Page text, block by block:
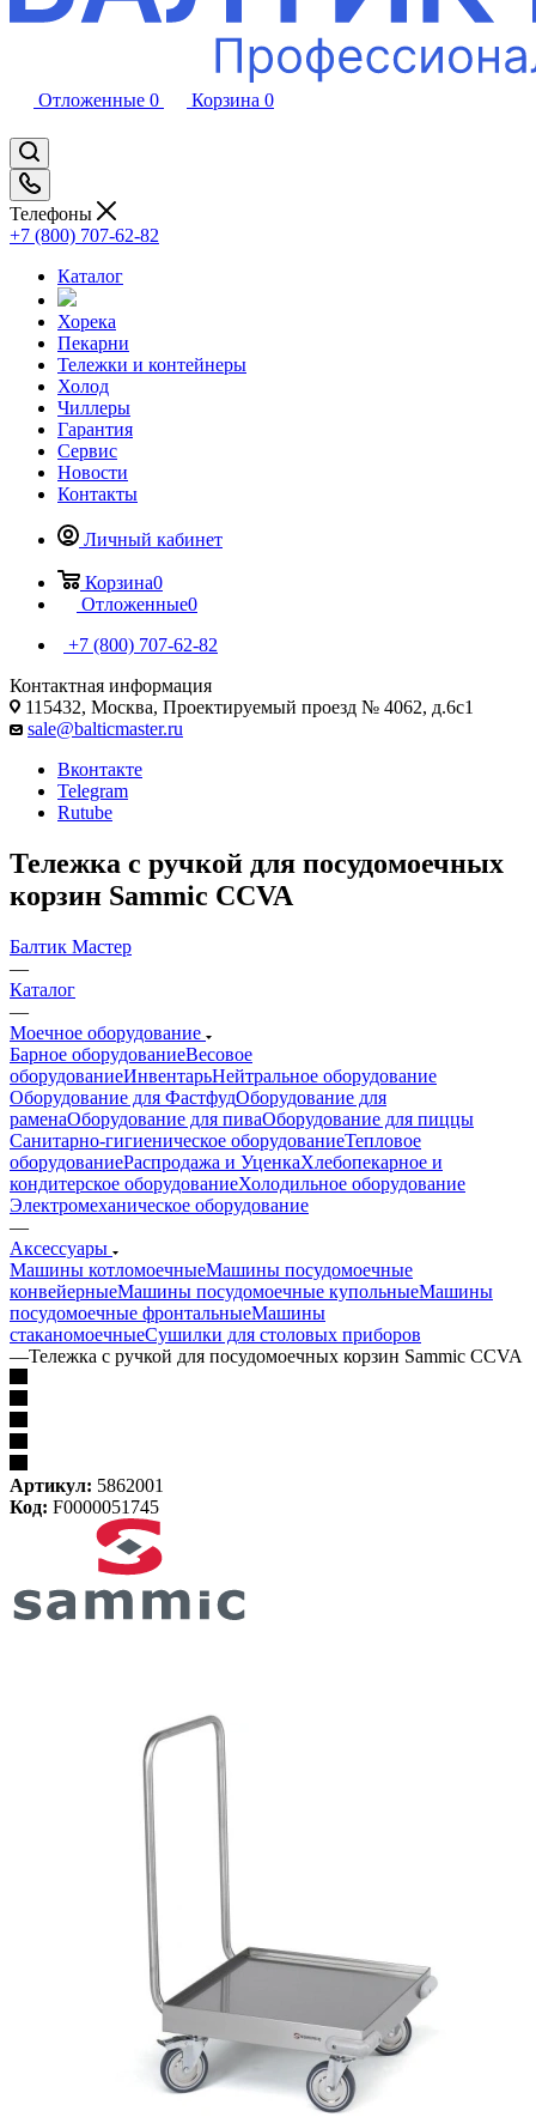
Отложенные 0 Корзина 0
Телефоны
+7 (800) 707-62-82
Каталог
Хорека
Пекарни
Тележки и контейнеры
Холод
Чиллеры
Гарантия
Сервис
Новости
Контакты
Личный кабинет
Корзина0
Отложенные0
+7 (800) 707-62-82
Контактная информация
115432, Москва, Проектируемый проезд № 4062, д.6с1
sale@balticmaster.ru
Вконтакте
Telegram
Rutube
Тележка с ручкой для посудомоечных
корзин Sammic CCVA
Балтик Мастер
—
Каталог
—
Моечное оборудование
Барное оборудованиеВесовое
оборудованиеИнвентарьНейтральное оборудование
Оборудование для ФастфудОборудование для
раменаОборудование для пиваОборудование для пиццы
Санитарно-гигиеническое оборудованиеТепловое
оборудованиеРаспродажа и УценкаХлебопекарное и
кондитерское оборудованиеХолодильное оборудование
Электромеханическое оборудование
—
Аксессуары
Машины котломоечныеМашины посудомоечные
конвейерныеМашины посудомоечные купольныеМашины
посудомоечные фронтальныеМашины
стаканомоечныеСушилки для столовых приборов
—Тележка с ручкой для посудомоечных корзин Sammic CCVA
Артикул: 5862001
Код: F0000051745